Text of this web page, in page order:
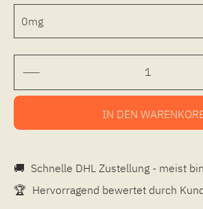
IN DEN
🚚 Schnelle DHL Zustellung - meist
🏆 Hervorragend bewertet durch